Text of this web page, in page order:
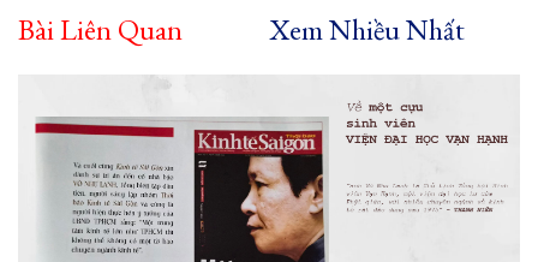
Bài Liên Quan Xem Nhiều Nhất